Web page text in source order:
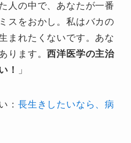
人の中で、あなたが一番
スをおかし。私はバカの
まれたくないです。あな
ります。西洋医学の主治
！
」
： 長生きしたいなら、病